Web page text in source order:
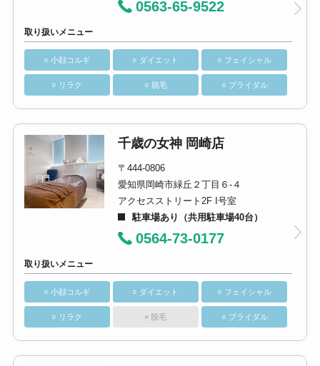
0563-65-9522
取り扱いメニュー
○ 小顔コルギ ○ ダイエット ○ フェイシャル
○ リラク ○ 脱毛 ○ ブライダル
千歳の女神 岡崎店
〒444-0806
愛知県岡崎市緑丘２丁目６-４
アクセスストリート2F I号室
駐車場あり（共用駐車場40台）
0564-73-0177
取り扱いメニュー
○ 小顔コルギ ○ ダイエット ○ フェイシャル
○ リラク × 脱毛 ○ ブライダル